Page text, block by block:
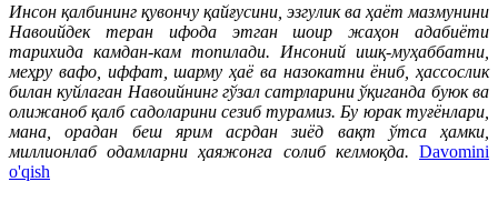
Инсон қалбининг қувончу қайғусини, эзгулик ва ҳаёт мазмунини
Навоийдек теран ифода этган шоир жаҳон адабиёти
тарихида камдан-кам топилади. Инсоний ишқ-муҳаббатни,
меҳру вафо, иффат, шарму ҳаё ва назокатни ёниб, ҳассослик
билан куйлаган Навоийнинг гўзал сатрларини ўқиганда буюк ва
олижаноб қалб садоларини сезиб турамиз. Бу юрак туғёнлари,
мана, орадан беш ярим асрдан зиёд вақт ўтса ҳамки,
миллионлаб одамларни ҳаяжонга солиб келмоқда. Davomini
o'qish